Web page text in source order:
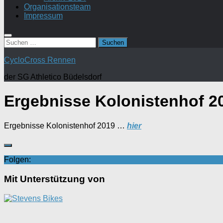
Organisationsteam
Impressum
Suchen
nach:
CycloCross Rennen
der SG Athletico Büdelsdorf
Ergebnisse Kolonistenhof
Ergebnisse Kolonistenhof 2019 … hier
Folgen:
Mit Unterstützung von